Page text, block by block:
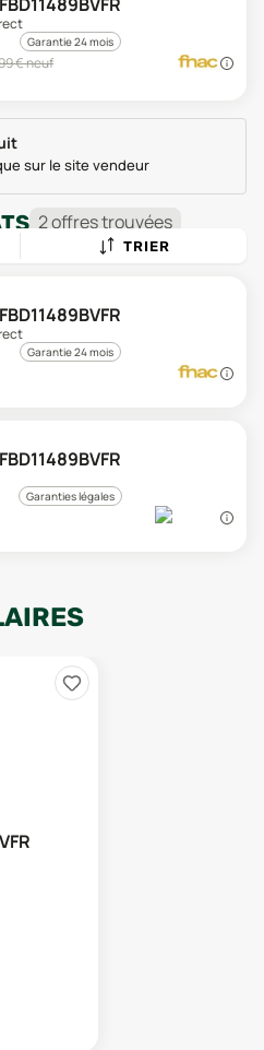
Garantie 24 mois
€ neuf
sur le site vendeur
2offrestrouvées
TRIER
Garantie 24 mois
Garanties légales